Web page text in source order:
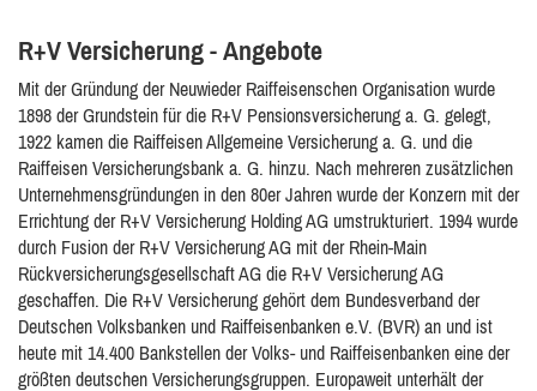
R+V Versicherung - Angebote
Mit der Gründung der Neuwieder Raiffeisenschen Organisation wurde
1898 der Grundstein für die R+V Pensionsversicherung a. G. gelegt,
1922 kamen die Raiffeisen Allgemeine Versicherung a. G. und die
Raiffeisen Versicherungsbank a. G. hinzu. Nach mehreren zusätzlichen
Unternehmensgründungen in den 80er Jahren wurde der Konzern mit der
Errichtung der R+V Versicherung Holding AG umstrukturiert. 1994 wurde
durch Fusion der R+V Versicherung AG mit der Rhein-Main
Rückversicherungsgesellschaft AG die R+V Versicherung AG
geschaffen. Die R+V Versicherung gehört dem Bundesverband der
Deutschen Volksbanken und Raiffeisenbanken e.V. (BVR) an und ist
heute mit 14.400 Bankstellen der Volks- und Raiffeisenbanken eine der
größten deutschen Versicherungsgruppen. Europaweit unterhält der